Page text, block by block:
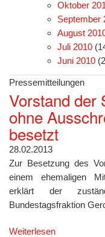
Oktober
September
August
Juli 2010
Juni 2010
Pressemitteilungen
Vorstand der
ohne
besetzt
28.02.2013
Zur Besetzung des
einem ehemaligen
erklärt der
Bundestagsfraktion
Weiterlesen